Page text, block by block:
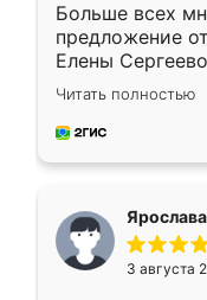
Больше всех
предложение
Елены
короткие
для замера
предложил по
Читать полностью
Ярослава
3 августа